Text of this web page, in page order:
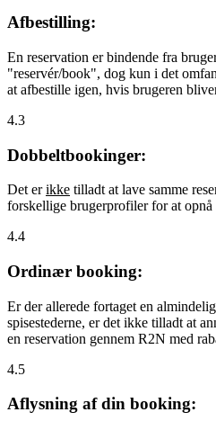
Afbestilling:
En reservation er bindende fra
"reservér/book", dog kun i det
at afbestille igen, hvis brugeren
4.3
Dobbeltbookinger:
Det erikke tilladt at lave samme
forskellige brugerprofiler for at opnå
4.4
Ordinær booking:
Er der allerede fortaget en
spisestederne, er det ikke tilladt at
en reservation gennem R2N med
4.5
Aflysning af din booking: